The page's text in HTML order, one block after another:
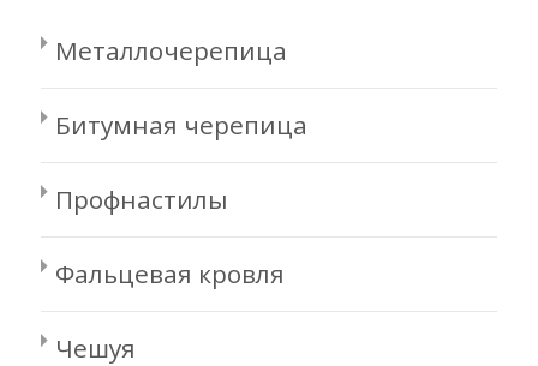
Металлочерепица
Битумная черепица
Профнастилы
Фальцевая кровля
Чешуя